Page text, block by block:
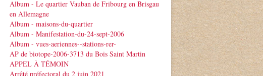
Album - Le quartier Vauban de Fribourg en Brisgau
en Allemagne
Album - maisons-du-quartier
Album - Manifestation-du-24-sept-2006
Album - vues-aeriennes--stations-rer-
AP de biotope-2006-3713 du Bois Saint Martin
APPEL À TÉMOIN
Arrêté préfectoral du 2 juin 2021